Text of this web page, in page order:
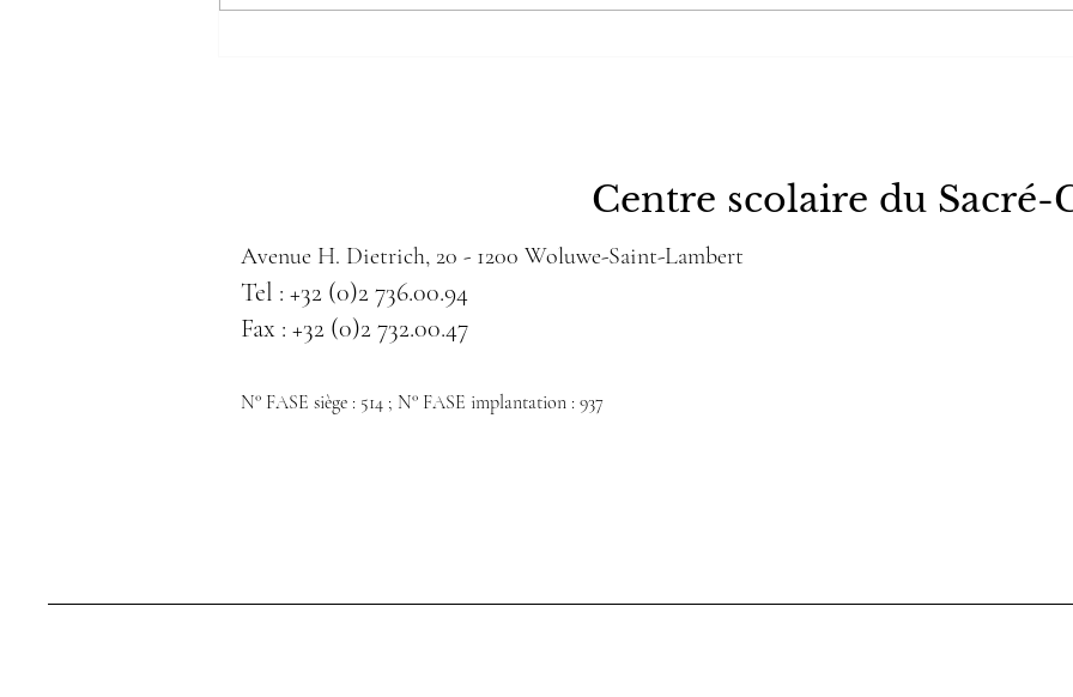
Centre scolaire du
Avenue H. Dietrich, 20 - 1200 Woluwe-Saint-Lambert
Tel : +32 (0)2 736.00.94
Fax : +32 (0)2 732.00.47
N° FASE siège : 514 ; N° FASE implantation : 937